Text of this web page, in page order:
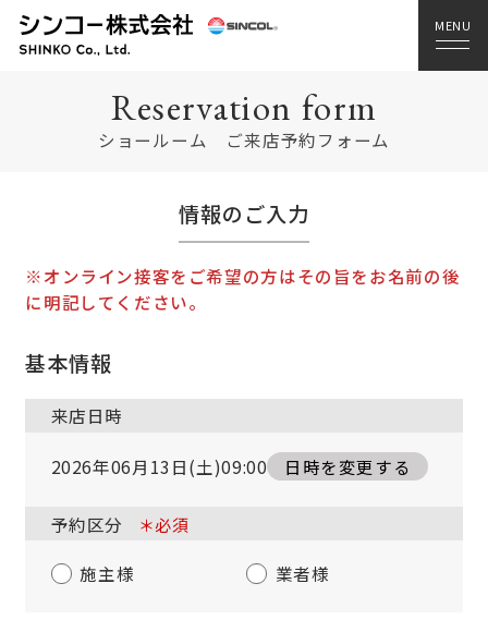
Reservation form
ショールーム ご来店予約フォーム
情報のご入力
※オンライン接客をご希望の方はその旨をお名前の後
に明記してください。
基本情報
来店日時
2026年06月13日(土)09:00 日時を変更する
予約区分 ＊必須
施主様 業者様